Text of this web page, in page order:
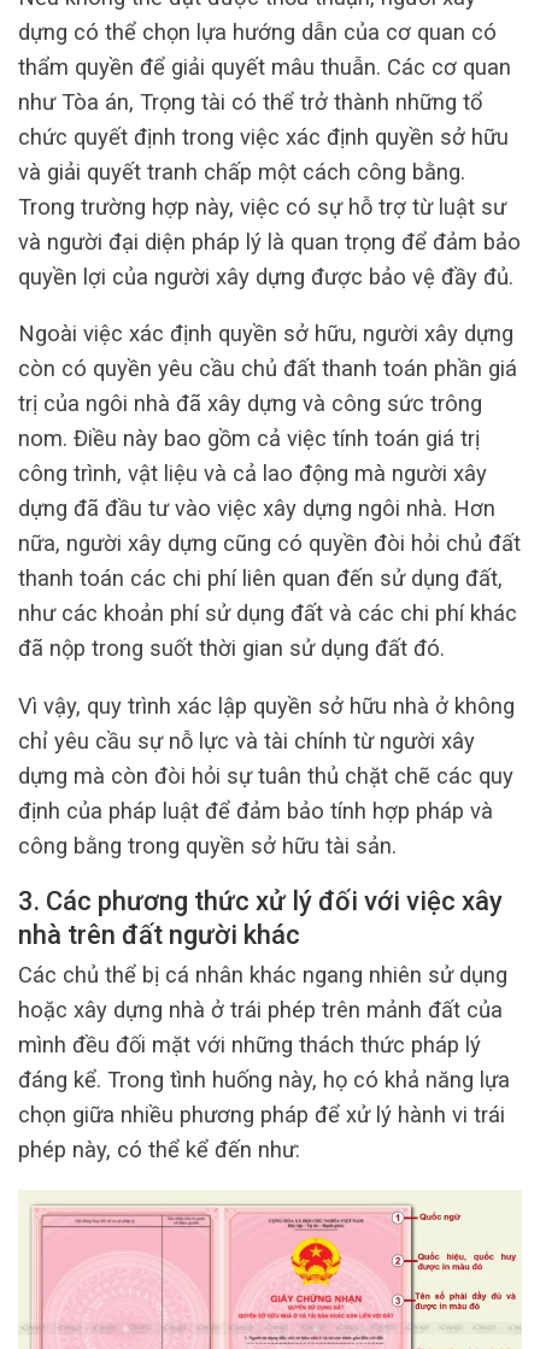
dựng có thể chọn lựa hướng dẫn của cơ quan có
thẩm quyền để giải quyết mâu thuẫn. Các cơ quan
như Tòa án, Trọng tài có thể trở thành những tổ
chức quyết định trong việc xác định quyền sở hữu
và giải quyết tranh chấp một cách công bằng.
Trong trường hợp này, việc có sự hỗ trợ từ luật sư
và người đại diện pháp lý là quan trọng để đảm bảo
quyền lợi của người xây dựng được bảo vệ đầy đủ.
Ngoài việc xác định quyền sở hữu, người xây dựng
còn có quyền yêu cầu chủ đất thanh toán phần giá
trị của ngôi nhà đã xây dựng và công sức trông
nom. Điều này bao gồm cả việc tính toán giá trị
công trình, vật liệu và cả lao động mà người xây
dựng đã đầu tư vào việc xây dựng ngôi nhà. Hơn
nữa, người xây dựng cũng có quyền đòi hỏi chủ đất
thanh toán các chi phí liên quan đến sử dụng đất,
như các khoản phí sử dụng đất và các chi phí khác
đã nộp trong suốt thời gian sử dụng đất đó.
Vì vậy, quy trình xác lập quyền sở hữu nhà ở không
chỉ yêu cầu sự nỗ lực và tài chính từ người xây
dựng mà còn đòi hỏi sự tuân thủ chặt chẽ các quy
định của pháp luật để đảm bảo tính hợp pháp và
công bằng trong quyền sở hữu tài sản.
3. Các phương thức xử lý đối với việc xây
nhà trên đất người khác
Các chủ thể bị cá nhân khác ngang nhiên sử dụng
hoặc xây dựng nhà ở trái phép trên mảnh đất của
mình đều đối mặt với những thách thức pháp lý
đáng kể. Trong tình huống này, họ có khả năng lựa
chọn giữa nhiều phương pháp để xử lý hành vi trái
phép này, có thể kể đến như: